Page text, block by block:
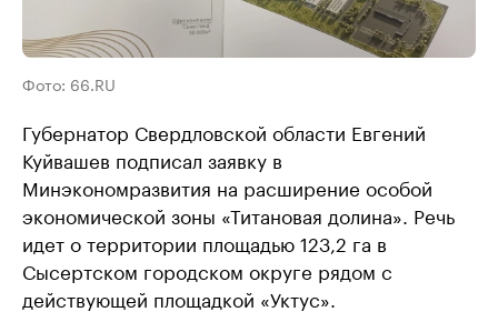
Фото: 66.RU
Губернатор Свердловской области Евгений
Куйвашев подписал заявку в
Минэкономразвития на расширение особой
экономической зоны «Титановая долина». Речь
идет о территории площадью 123,2 га в
Сысертском городском округе рядом с
действующей площадкой «Уктус».